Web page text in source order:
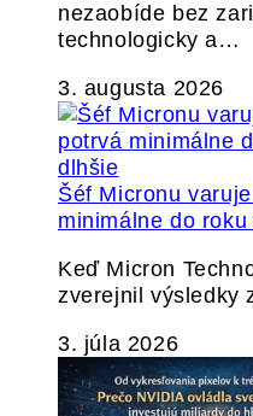
nezaobíde bez
technologicky a…
3. augusta 2026
Šéf Micronu
minimálne do
Keď Micron
zverejnil výsledky
3. júla 2026